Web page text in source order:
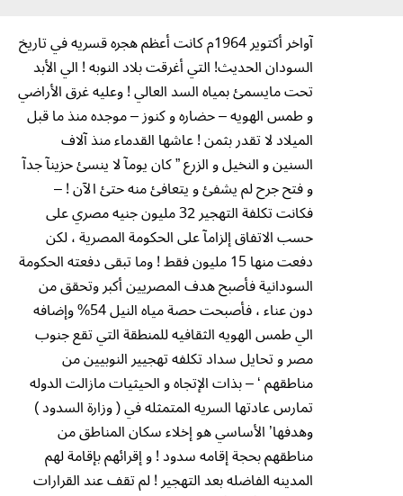
آواخر أكتوير 1964م كانت أعظم هجره قسريه في تاريخ
السودان الحديث! التي أغرقت بلاد النوبه ! الي الأبد
تحت مايسمئ بمياه السد العالي ! وعليه غرق الأراضي
و طمس الهويه – حضاره و كنوز – موجده منذ ما قبل
الميلاد لا تقدر بثمن ! عاشها القدماء منذ آلاف
السنين و النخيل و الزرع ” كان يومآ لا ينسئ حزينآ جدآ
و فتح جرح لم يشفئ و يتعافئ منه حتئ الآن ! –
فكانت تكلفة التهجير 32 مليون جنيه مصري على
حسب الاتفاق إلزامآ على الحكومة المصرية ، لكن
دفعت منها 15 مليون فقط ! وما تبقى دفعته الحكومة
السودانية فأصبح هدف المصريين أكبر وتحقق من
دون عناء ، فأصبحت حصة مياه النيل 54% وإضافه
الي طمس الهويه الثقافيه للمنطقة التي تقع جنوب
مصر و تحايل سداد تكلفه تهجيير النوبيين من
مناطقهم ‘ – بذات اﻹتجاه و الحيثيات مازالت الدوله
تمارس عادتها السريه المتمثله في ( وزارة السدود )
وهدفها’ الأساسي هو إخلاء سكان المناطق من
مناطقهم بحجة إقامه سدود ! و إقرائهم بإقامة لهم
المدينه الفاضله بعد التهجير ! لم تقف عند القرارات